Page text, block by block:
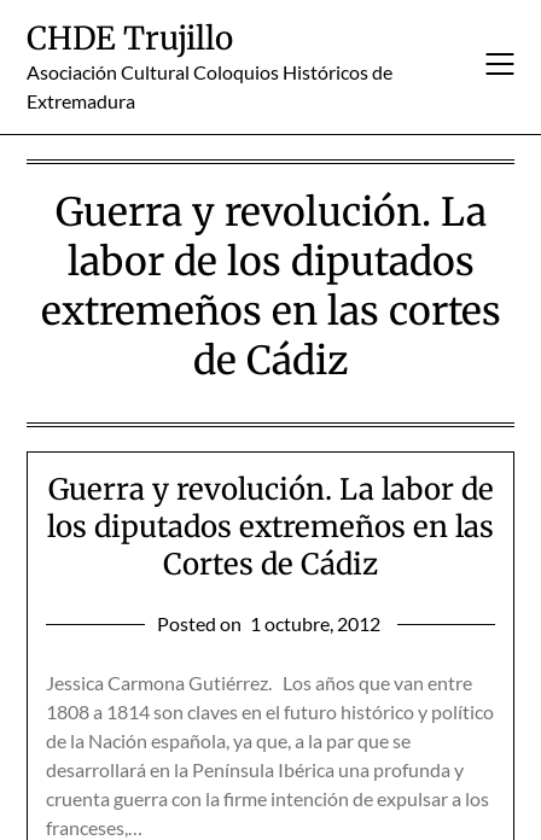
content
CHDE Trujillo
Asociación Cultural Coloquios Históricos de
Extremadura
Guerra y revolución. La
labor de los diputados
extremeños en las cortes
de Cádiz
Guerra y revolución. La labor de
los diputados extremeños en las
Cortes de Cádiz
Posted on 1 octubre, 2012
Jessica Carmona Gutiérrez. Los años que van entre
1808 a 1814 son claves en el futuro histórico y político
de la Nación española, ya que, a la par que se
desarrollará en la Península Ibérica una profunda y
cruenta guerra con la firme intención de expulsar a los
franceses,…